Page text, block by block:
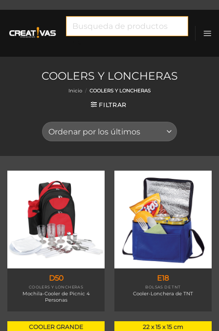
COOLERS Y LONCHERAS
Inicio / COOLERS Y LONCHERAS
FILTRAR
D50
COOLERS Y LONCHERAS
Mochila-Cooler de Picnic 4
Personas
E18
BOLSAS DE TNT
Cooler-Lonchera de TNT
COOLER GRANDE 22 x 15 x 15 cm